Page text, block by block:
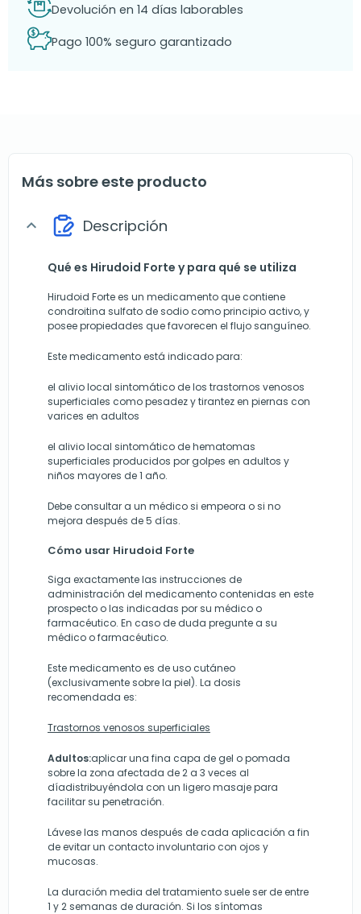
Devolución en 14 días laborables
Pago 100% seguro garantizado
Más sobre este producto
expand_more Descripción
Qué es Hirudoid Forte y para qué se utiliza
Hirudoid Forte es un medicamento que contiene
condroitina sulfato de sodio como principio activo, y
posee propiedades que favorecen el flujo sanguíneo.
Este medicamento está indicado para:
el alivio local sintomático de los trastornos venosos
superficiales como pesadez y tirantez en piernas con
varices en adultos
el alivio local sintomático de hematomas
superficiales producidos por golpes en adultos y
niños mayores de 1 año.
Debe consultar a un médico si empeora o si no
mejora después de 5 días.
Cómo usar Hirudoid Forte
Siga exactamente las instrucciones de
administración del medicamento contenidas en este
prospecto o las indicadas por su médico o
farmacéutico. En caso de duda pregunte a su
médico o farmacéutico.
Este medicamento es de uso cutáneo
(exclusivamente sobre la piel). La dosis
recomendada es:
Trastornos venosos superficiales
Adultos:aplicar una fina capa de gel o pomada
sobre la zona afectada de 2 a 3 veces al
díadistribuyéndola con un ligero masaje para
facilitar su penetración.
Lávese las manos después de cada aplicación a fin
de evitar un contacto involuntario con ojos y
mucosas.
La duración media del tratamiento suele ser de entre
1 y 2 semanas de duración. Si los síntomas